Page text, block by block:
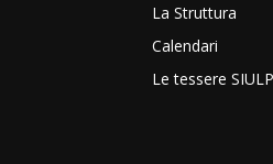
La Struttura
Calendari
Le tessere SIULP